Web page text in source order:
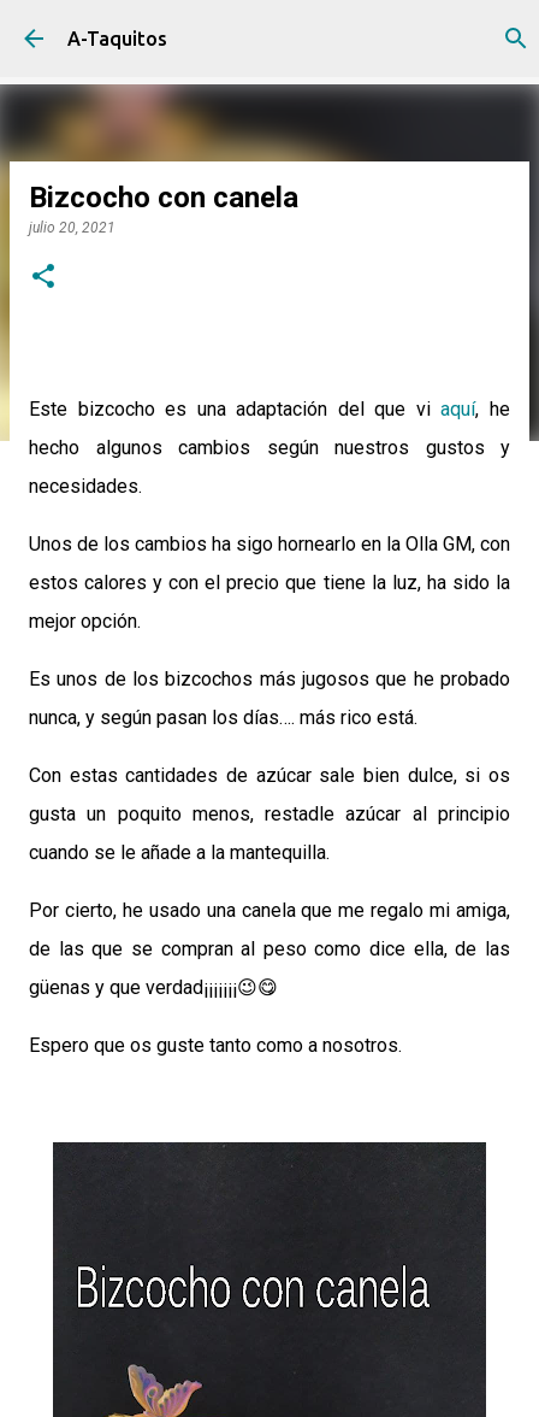
A-Taquitos
Bizcocho con canela
julio 20, 2021
Este bizcocho es una adaptación del que viaquí, he
hecho algunos cambios según nuestros gustos y
necesidades.
Unos de los cambios ha sigo hornearlo en la Olla GM, con
estos calores y con el precio que tiene la luz, ha sido la
mejor opción.
Es unos de los bizcochos más jugosos que he probado
nunca, y según pasan los días…. más rico está.
Con estas cantidades de azúcar sale bien dulce, si os
gusta un poquito menos, restadle azúcar al principio
cuando se le añade a la mantequilla.
Por cierto, he usado una canela que me regalo mi amiga,
de las que se compran al peso como dice ella, de las
güenas y que verdad¡¡¡¡¡¡¡😉😋
Espero que os guste tanto como a nosotros.